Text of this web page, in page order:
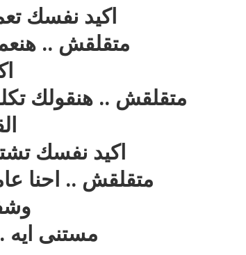
اكيد نفسك
متقلقش ..
متقلقش .. هنقولك
اكيد نفسك
متقلقش .. احنا
مستنى ايه